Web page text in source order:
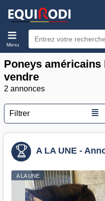
Menu
Poneys américains
vendre
2 annonces
Filtrer ≣
A LA UNE -
A LA UNE